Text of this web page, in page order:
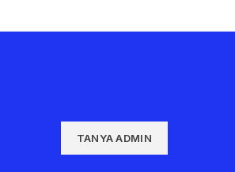
TANYA ADMIN